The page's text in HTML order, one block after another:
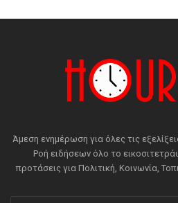
Άμεση ενημέρωση για όλες τις
Ροή ειδήσεων όλο το
προτάσεις για Πολιτική, Κοινωνία,